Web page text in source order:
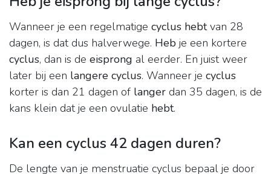
Wanneer je een regelmatige cyclus hebtvan 28
dagen, is dat dus halverwege. Heb je een kortere
cyclus, dan is de eisprong al eerder. En juist weer
later bij een langere cyclus. Wanneer je cyclus
korter is dan 21 dagen of langer dan 35 dagen, is de
kans klein dat je een ovulatie hebt.
Kan een cyclus 42 dagen duren?
De lengte van je menstruatie cyclus bepaal je door